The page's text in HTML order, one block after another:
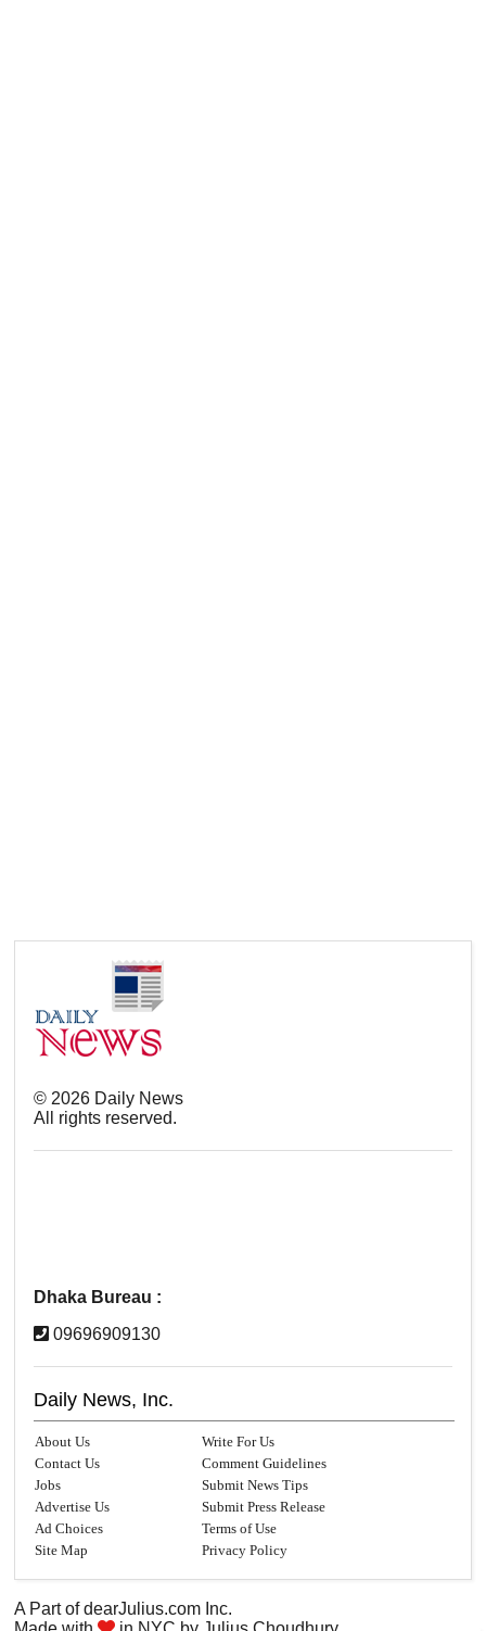
© 2026 Daily News
All rights reserved.
Dhaka Bureau :
09696909130
Daily News, Inc.
About Us
Write For Us
Contact Us
Comment Guidelines
Jobs
Submit News Tips
Advertise Us
Submit Press Release
Ad Choices
Terms of Use
Site Map
Privacy Policy
A Part ofdearJulius.com Inc.